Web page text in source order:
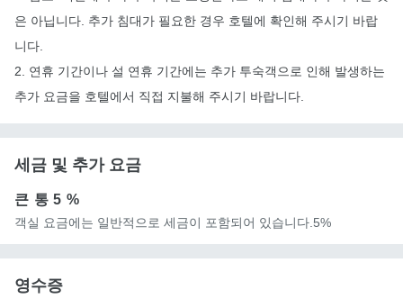
은 아닙니다. 추가 침대가 필요한 경우 호텔에 확인해 주시기 바랍
니다.
2. 연휴 기간이나 설 연휴 기간에는 추가 투숙객으로 인해 발생하는
추가 요금을 호텔에서 직접 지불해 주시기 바랍니다.
세금 및 추가 요금
큰 통5 %
객실 요금에는 일반적으로 세금이 포함되어 있습니다.5%
영수증